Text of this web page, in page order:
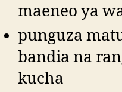
maeneo ya
punguza
bandia na
kucha